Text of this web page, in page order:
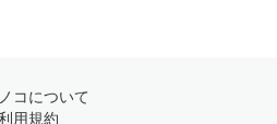
コについて
用規約